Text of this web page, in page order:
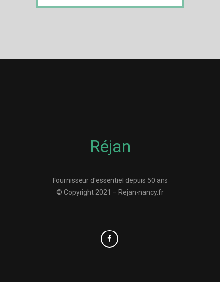
Réjan
Fournisseur d’essentiel depuis 50 ans
© Copyright 2021 – Rejan-nancy.fr